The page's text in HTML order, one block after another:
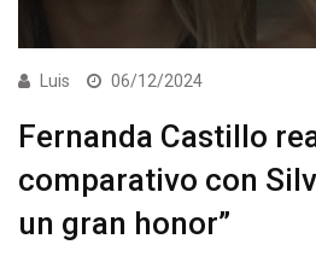
Luis 06/12/2024
Fernanda Castillo
comparativo con
un gran honor”